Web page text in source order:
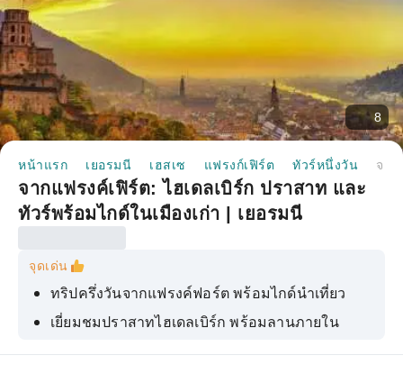
8
หน้าแรก เยอรมนี เฮสเซ แฟรงก์เฟิร์ต ทัวร์หนึ่งวัน
จากแฟรงค์เฟิร์ต: ไฮเดลเบิร์ก ปราสาท และ
ทัวร์พร้อมไกด์ในเมืองเก่า | เยอรมนี
จุดเด่น
ทริปครึ่งวันจากแฟรงค์ฟอร์ต พร้อมไกด์นำเที่ยว
เยี่ยมชมปราสาทไฮเดลเบิร์ก พร้อมลานภายใน